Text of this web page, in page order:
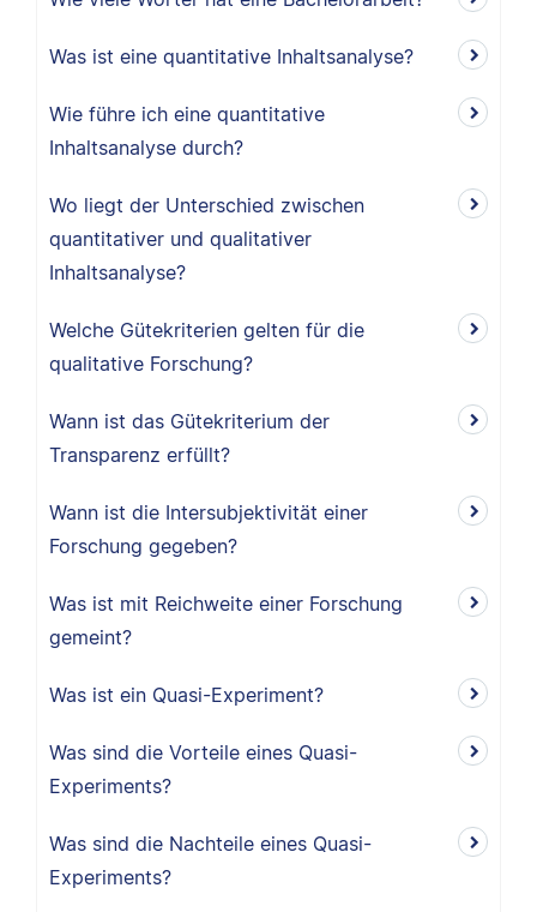
Was ist eine quantitative Inhaltsanalyse?
Wie führe ich eine quantitative
Inhaltsanalyse durch?
Wo liegt der Unterschied zwischen
quantitativer und qualitativer
Inhaltsanalyse?
Welche Gütekriterien gelten für die
qualitative Forschung?
Wann ist das Gütekriterium der
Transparenz erfüllt?
Wann ist die Intersubjektivität einer
Forschung gegeben?
Was ist mit Reichweite einer Forschung
gemeint?
Was ist ein Quasi-Experiment?
Was sind die Vorteile eines Quasi-
Experiments?
Was sind die Nachteile eines Quasi-
Experiments?